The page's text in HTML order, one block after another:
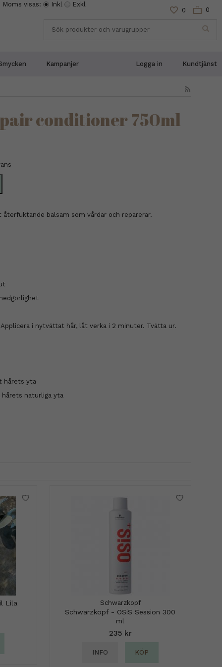
0 0
Moms visas: Inkl Exkl
Kampanjer Logga in Kundtjänst
conditioner 750ml
balsam som vårdar och reparerar.
i nytvättat hår, låt verka i 2 minuter. Tvätta ur.
hårets yta
naturliga yta
Lila Schwarzkopf
Schwarzkopf - OSiS Session 300
ml
235 kr
INFO KÖP